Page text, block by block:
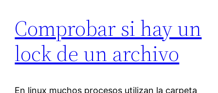
Comprobar si hay un
lock de un archivo
En linux muchos procesos utilizan la carpeta